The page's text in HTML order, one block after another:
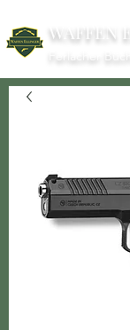
Ferlacher
WAFFEN